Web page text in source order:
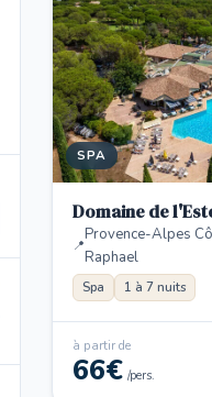
SPA
Domaine de
Provence-Alpes
Raphael
Spa 1 à 7 nuits
à partir de
66€ /pers.